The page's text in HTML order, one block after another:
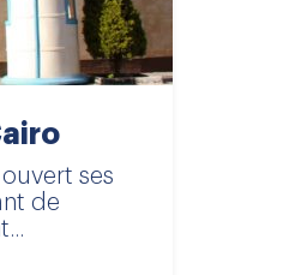
ses
de